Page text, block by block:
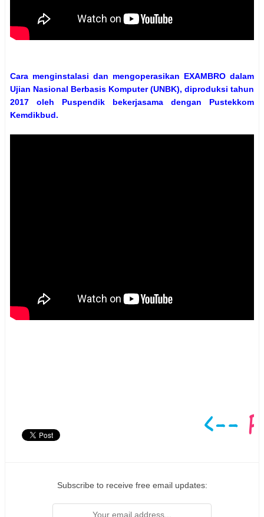
Cara menginstalasi dan mengoperasikan EXAMBRO dalam
Ujian Nasional Berbasis Komputer (UNBK), diproduksi tahun
2017 oleh Puspendik bekerjasama dengan Pustekkom
Kemdikbud.
Subscribe to receive free email updates: